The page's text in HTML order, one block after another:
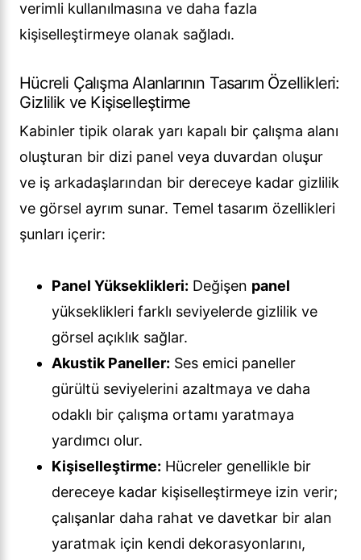
verimli kullanılmasına ve daha fazla
kişiselleştirmeye olanak sağladı.
Hücreli Çalışma Alanlarının Tasarım Özellikleri:
Gizlilik ve Kişiselleştirme
Kabinler tipik olarak yarı kapalı bir çalışma alanı
oluşturan bir dizi panel veya duvardan oluşur
ve iş arkadaşlarından bir dereceye kadar gizlilik
ve görsel ayrım sunar. Temel tasarım özellikleri
şunları içerir:
Panel Yükseklikleri: Değişen panel
yükseklikleri farklı seviyelerde gizlilik ve
görsel açıklık sağlar.
Akustik Paneller: Ses emici paneller
gürültü seviyelerini azaltmaya ve daha
odaklı bir çalışma ortamı yaratmaya
yardımcı olur.
Kişiselleştirme: Hücreler genellikle bir
dereceye kadar kişiselleştirmeye izin verir;
çalışanlar daha rahat ve davetkar bir alan
yaratmak için kendi dekorasyonlarını,